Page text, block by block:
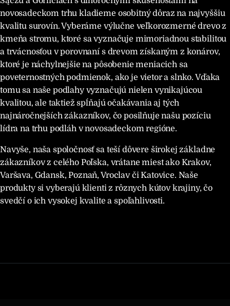
novosadeckom trhu kladieme osobitný dôraz na najvyššiu
kvalitu surovín. Vyberáme výlučne veľkorozmerné drevo z
kmeňa stromu, ktoré sa vyznačuje mimoriadnou stabilitou
a trvácnosťou v porovnaní s drevom získaným z konárov,
ktoré je náchylnejšie na pôsobenie meniacich sa
poveternostných podmienok, ako je vietor a slnko. Vďaka
tomu sa naše podlahy vyznačujú nielen vynikajúcou
kvalitou, ale taktiež spĺňajú očakávania aj tých
najnáročnejších zákazníkov, čo posilňuje našu pozíciu
lídra na trhu podláh v novosadeckom regióne.
Navyše, naša spoločnosť sa teší dôvere širokej základne
zákazníkov z celého Poľska, vrátane miest ako Krakov,
Varšava, Gdansk, Poznaň, Vroclav či Katovice. Naše
produkty si vyberajú klienti z rôznych kútov krajiny, čo
svedčí o ich vysokej kvalite a spoľahlivosti.